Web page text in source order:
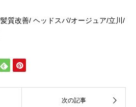
質改善/ ヘッドスパ/オージュア/立川/